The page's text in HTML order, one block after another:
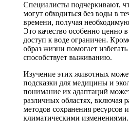
Специалисты подчеркивают,
могут обходиться без воды в
времени, получая
Это качество особенно ценно
доступ к воде ограничен.
образ жизни помогает
способствует выживанию.
Изучение этих животных
подсказки для медицины и
понимание их адаптаций
различных областях, включая
методов сохранения ресурсов
климатическими изменениями.